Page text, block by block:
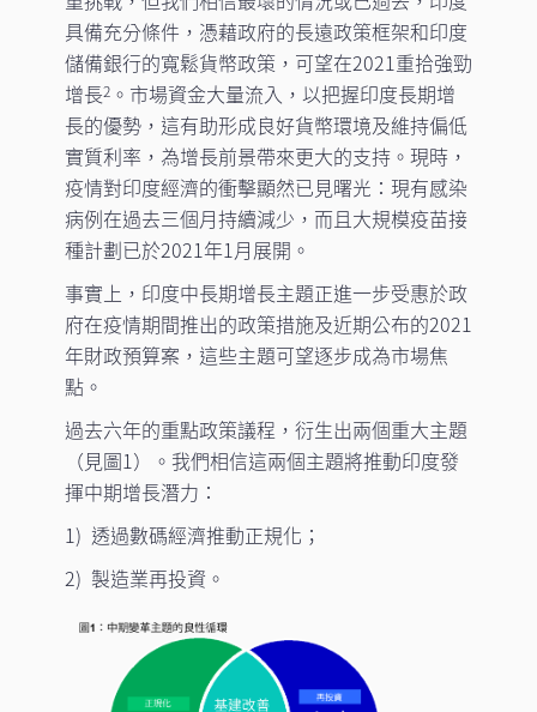
具備充分條件，憑藉政府的長遠政策框架和印度
儲備銀行的寬鬆貨幣政策，可望在2021重拾強勁
增長2。市場資金大量流入，以把握印度長期增
長的優勢，這有助形成良好貨幣環境及維持偏低
實質利率，為增長前景帶來更大的支持。現時，
疫情對印度經濟的衝擊顯然已見曙光：現有感染
病例在過去三個月持續減少，而且大規模疫苗接
種計劃已於2021年1月展開。
事實上，印度中長期增長主題正進一步受惠於政
府在疫情期間推出的政策措施及近期公布的2021
年財政預算案，這些主題可望逐步成為市場焦
點。
過去六年的重點政策議程，衍生出兩個重大主題
（見圖1）。我們相信這兩個主題將推動印度發
揮中期增長潛力：
1) 透過數碼經濟推動正規化；
2) 製造業再投資。